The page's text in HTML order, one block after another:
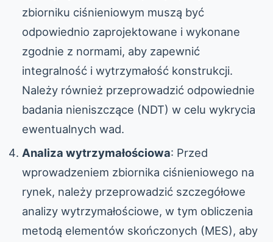
zbiorniku ciśnieniowym muszą być
odpowiednio zaprojektowane i wykonane
zgodnie z normami, aby zapewnić
integralność i wytrzymałość konstrukcji.
Należy również przeprowadzić odpowiednie
badania nieniszczące (NDT) w celu wykrycia
ewentualnych wad.
Analiza wytrzymałościowa: Przed
wprowadzeniem zbiornika ciśnieniowego na
rynek, należy przeprowadzić szczegółowe
analizy wytrzymałościowe, w tym obliczenia
metodą elementów skończonych (MES), aby